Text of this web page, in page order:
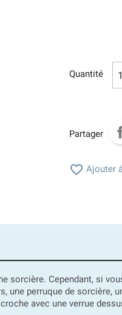
Quantité
Partager
 Ajouter
sorcière. Cependant, si
perruque de sorcière,
avec une verrue